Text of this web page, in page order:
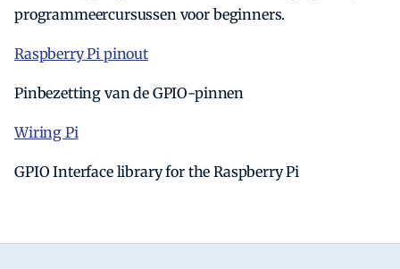
programmeercursussen voor beginners.
Raspberry Pi pinout
Pinbezetting van de GPIO-pinnen
Wiring Pi
GPIO Interface library for the Raspberry Pi